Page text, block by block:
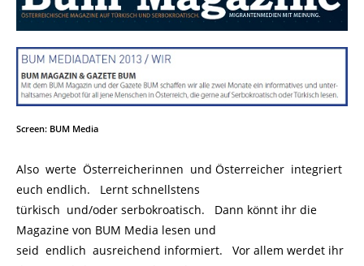
Screen: BUM Media
Also werte Österreicherinnen und Österreicher integriert
euch endlich. Lernt schnellstens
türkisch und/oder serbokroatisch. Dann könnt ihr die
Magazine von BUM Media lesen und
seid endlich ausreichend informiert. Vor allem werdet ihr